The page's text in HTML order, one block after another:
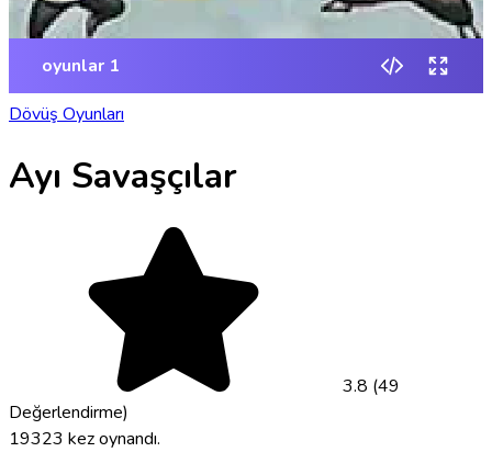
Dövüş Oyunları
Ayı Savaşçılar
3.8 (49
Değerlendirme)
19323 kez oynandı.